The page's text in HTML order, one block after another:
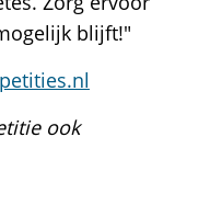
blijft!"
ook